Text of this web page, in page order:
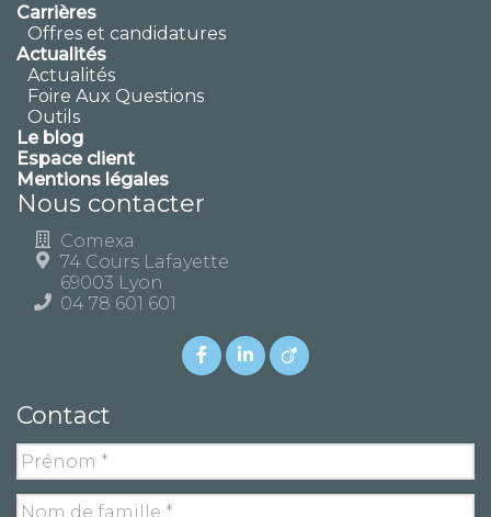
Carrières
Offres et candidatures
Actualités
Actualités
Foire Aux Questions
Outils
Le blog
Espace client
Mentions légales
Nous contacter
Comexa
74 Cours Lafayette
69003 Lyon
04 78 601 601
Contact